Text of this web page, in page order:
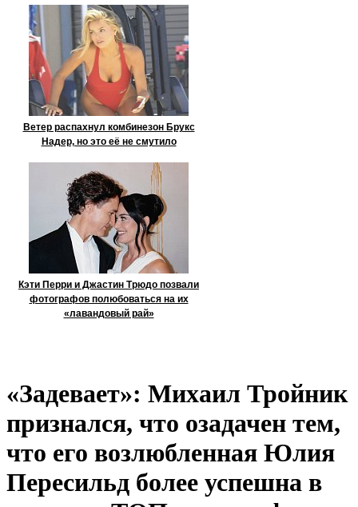
Ветер распахнул комбинезон Брукс
Надер, но это её не смутило
Кэти Перри и Джастин Трюдо позвали
фотографов полюбоваться на их
«лавандовый рай»
«Задевает»: Михаил Тройник
признался, что озадачен тем,
что его возлюбленная Юлия
Пересильд более успешна в